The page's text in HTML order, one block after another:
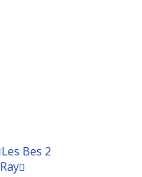
Les Bes 2
Ray